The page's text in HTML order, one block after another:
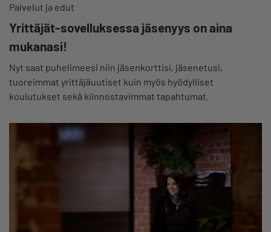
Palvelut ja edut
Yrittäjät-sovelluksessa jäsenyys on aina
mukanasi!
Nyt saat puhelimeesi niin jäsenkorttisi, jäsenetusi,
tuoreimmat yrittäjäuutiset kuin myös hyödylliset
koulutukset sekä kiinnostavimmat tapahtumat.